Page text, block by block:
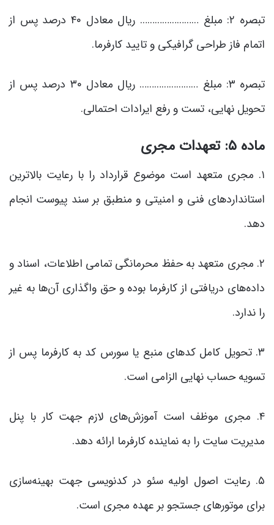
تبصره ۲: مبلغ …………………… ریال معادل ۴۰ درصد پس از
اتمام فاز طراحی گرافیکی و تایید کارفرما.
تبصره ۳: مبلغ …………………… ریال معادل ۳۰ درصد پس از
تحویل نهایی، تست و رفع ایرادات احتمالی.
ماده ۵: تعهدات مجری
۱. مجری متعهد است موضوع قرارداد را با رعایت بالاترین
استانداردهای فنی و امنیتی و منطبق بر سند پیوست انجام
دهد.
۲. مجری متعهد به حفظ محرمانگی تمامی اطلاعات، اسناد و
داده‌های دریافتی از کارفرما بوده و حق واگذاری آن‌ها به غیر
را ندارد.
۳. تحویل کامل کدهای منبع یا سورس کد به کارفرما پس از
تسویه حساب نهایی الزامی است.
۴. مجری موظف است آموزش‌های لازم جهت کار با پنل
مدیریت سایت را به نماینده کارفرما ارائه دهد.
۵. رعایت اصول اولیه سئو در کدنویسی جهت بهینه‌سازی
برای موتورهای جستجو بر عهده مجری است.